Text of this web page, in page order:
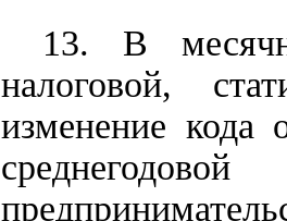
13. В
налоговой,
изменение кода